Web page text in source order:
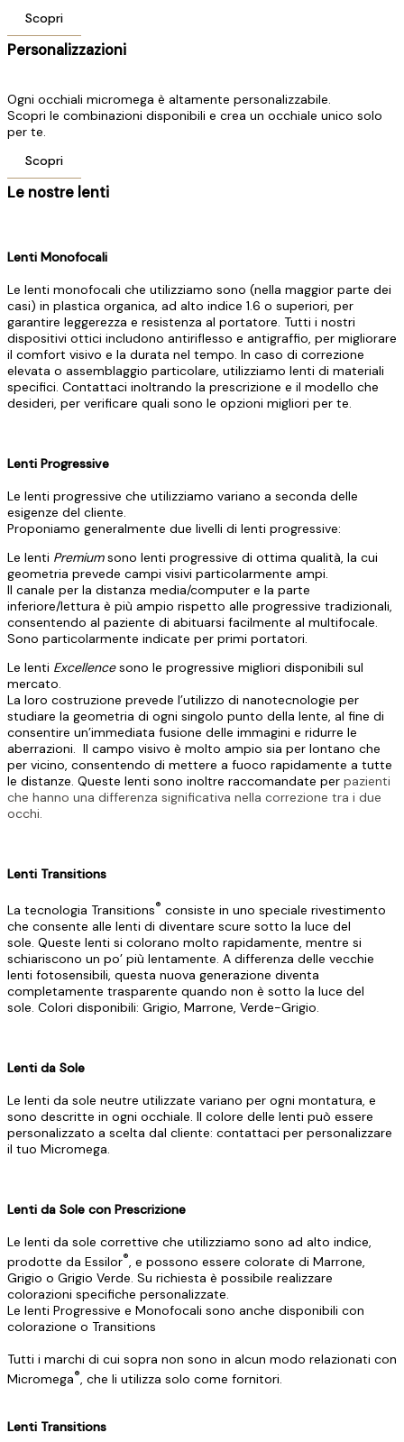
Scopri
Personalizzazioni
Ogni occhiali micromega è altamente personalizzabile.
Scopri le combinazioni disponibili e crea un occhiale unico solo
per te.
Scopri
Le nostre lenti
Lenti Monofocali
Le lenti monofocali che utilizziamo sono (nella maggior parte dei
casi) in plastica organica, ad alto indice 1.6 o superiori, per
garantire leggerezza e resistenza al portatore. Tutti i nostri
dispositivi ottici includono antiriflesso e antigraffio, per migliorare
il comfort visivo e la durata nel tempo. In caso di correzione
elevata o assemblaggio particolare, utilizziamo lenti di materiali
specifici. Contattaci inoltrando la prescrizione e il modello che
desideri, per verificare quali sono le opzioni migliori per te.
Lenti Progressive
Le lenti progressive che utilizziamo variano a seconda delle
esigenze del cliente.
Proponiamo generalmente due livelli di lenti progressive:
Le lenti Premiumsono lenti progressive di ottima qualità, la cui
geometria prevede campi visivi particolarmente ampi.
Il canale per la distanza media/computer e la parte
inferiore/lettura è più ampio rispetto alle progressive tradizionali,
consentendo al paziente di abituarsi facilmente al multifocale.
Sono particolarmente indicate per primi portatori.
Le lenti Excellencesono le progressive migliori disponibili sul
mercato.
La loro costruzione prevede l’utilizzo di nanotecnologie per
studiare la geometria di ogni singolo punto della lente, al fine di
consentire un’immediata fusione delle immagini e ridurre le
aberrazioni. Il campo visivo è molto ampio sia per lontano che
per vicino, consentendo di mettere a fuoco rapidamente a tutte
le distanze. Queste lenti sono inoltre raccomandate per pazienti
che hanno una differenza significativa nella correzione tra i due
occhi.
Lenti Transitions
La tecnologia Transitions® consiste in uno speciale rivestimento
che consente alle lenti di diventare scure sotto la luce del
sole. Queste lenti si colorano molto rapidamente, mentre si
schiariscono un po’ più lentamente. A differenza delle vecchie
lenti fotosensibili, questa nuova generazione diventa
completamente trasparente quando non è sotto la luce del
sole. Colori disponibili: Grigio, Marrone, Verde-Grigio.
Lenti da Sole
Le lenti da sole neutre utilizzate variano per ogni montatura, e
sono descritte in ogni occhiale. Il colore delle lenti può essere
personalizzato a scelta dal cliente: contattaci per personalizzare
il tuo Micromega.
Lenti da Sole con Prescrizione
Le lenti da sole correttive che utilizziamo sono ad alto indice,
prodotte da Essilor®, e possono essere colorate di Marrone,
Grigio o Grigio Verde. Su richiesta è possibile realizzare
colorazioni specifiche personalizzate.
Le lenti Progressive e Monofocali sono anche disponibili con
colorazione o Transitions
Tutti i marchi di cui sopra non sono in alcun modo relazionati con
Micromega® , che li utilizza solo come fornitori.
Lenti Transitions